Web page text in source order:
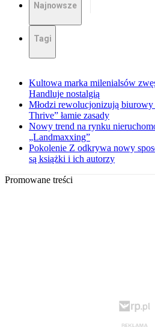
Najnowsze
Tagi
Kultowa marka milenialsów
Handluje nostalgią
Młodzi rewolucjonizują biurowy
Thrive” łamie zasady
Nowy trend na rynku
„Landmaxxing”
Pokolenie Z odkrywa nowy
są książki i ich autorzy
Promowane treści